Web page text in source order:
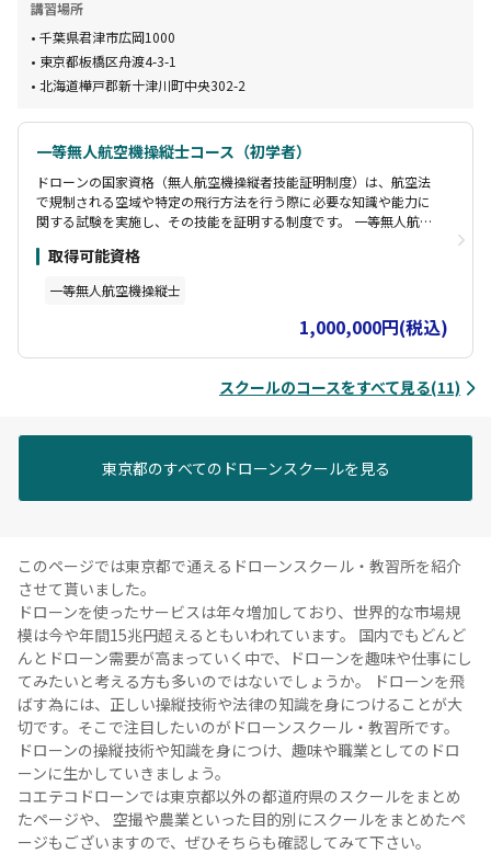
講習場所
千葉県君津市広岡1000
東京都板橋区舟渡4-3-1
北海道樺戸郡新十津川町中央302-2
一等無人航空機操縦士コース（初学者）
ドローンの国家資格（無人航空機操縦者技能証明制度）は、航空法
で規制される空域や特定の飛行方法を行う際に必要な知識や能力に
関する試験を実施し、その技能を証明する制度です。 一等無人航空
と技術的高いレベルが求められる一等資格をドローンが初めての方
でも取得できるようサポートいたします。
取得可能資格
一等無人航空機操縦士
1,000,000円(税込)
スクールのコースをすべて見る(11)
東京都のすべてのドローンスクールを見る
このページでは東京都で通えるドローンスクール・教習所を紹介
させて貰いました。
ドローンを使ったサービスは年々増加しており、世界的な市場規
模は今や年間15兆円超えるともいわれています。 国内でもどんど
んとドローン需要が高まっていく中で、ドローンを趣味や仕事にし
てみたいと考える方も多いのではないでしょうか。 ドローンを飛
ばす為には、正しい操縦技術や法律の知識を身につけることが大
切です。そこで注目したいのがドローンスクール・教習所です。
ドローンの操縦技術や知識を身につけ、趣味や職業としてのドロ
ーンに生かしていきましょう。
コエテコドローンでは東京都以外の都道府県のスクールをまとめ
たページや、 空撮や農業といった目的別にスクールをまとめたペ
ージもございますので、ぜひそちらも確認してみて下さい。